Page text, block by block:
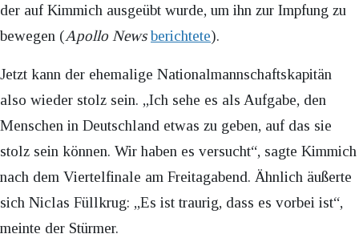
der auf Kimmich ausgeübt wurde, um ihn zur Impfung zu
bewegen (Apollo News berichtete).
Jetzt kann der ehemalige Nationalmannschaftskapitän
also wieder stolz sein. „Ich sehe es als Aufgabe, den
Menschen in Deutschland etwas zu geben, auf das sie
stolz sein können. Wir haben es versucht“, sagte Kimmich
nach dem Viertelfinale am Freitagabend. Ähnlich äußerte
sich Niclas Füllkrug: „Es ist traurig, dass es vorbei ist“,
meinte der Stürmer.